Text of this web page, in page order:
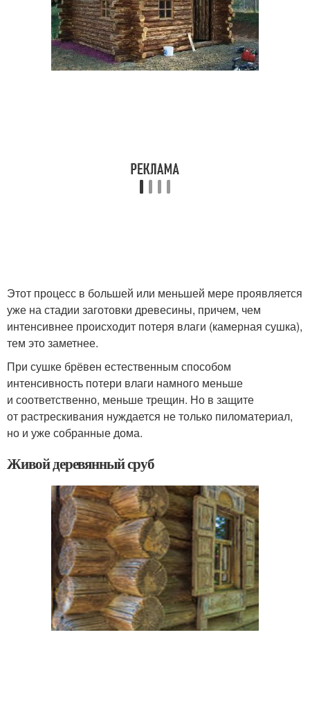
Этот процесс в большей или меньшей мере проявляется
уже на стадии заготовки древесины, причем, чем
интенсивнее происходит потеря влаги (камерная сушка),
тем это заметнее.
При сушке брёвен естественным способом
интенсивность потери влаги намного меньше
и соответственно, меньше трещин. Но в защите
от растрескивания нуждается не только пиломатериал,
но и уже собранные дома.
Живой деревянный сруб